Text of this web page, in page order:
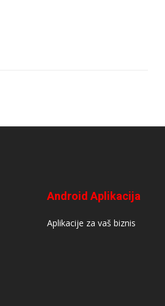
Android Aplikacija
Aplikacije za vaš biznis